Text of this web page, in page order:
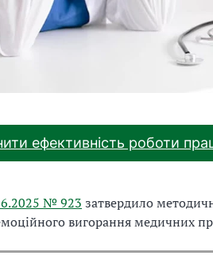
ефективність роботи
№ 923 затвердило
вигорання медичних